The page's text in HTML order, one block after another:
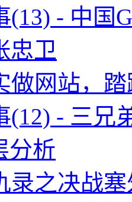
(13) - 中国
忠卫
做网站，
(12) - 三兄
分析
录之决战